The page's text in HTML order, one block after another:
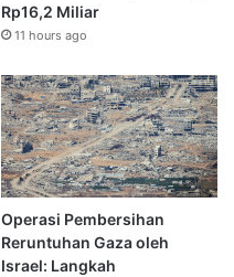
Rp16,2 Miliar
11 hours ago
Operasi Pembersihan
Reruntuhan Gaza oleh
Israel: Langkah